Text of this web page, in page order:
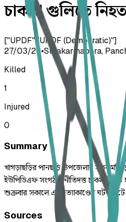
চাকমা গুলিতে নিহত
["UPDF","UPDF (Democratic)"]
27/03/26•Sutakarmapara,
Killed
1
Injured
0
Summary
খাগড়াছড়ির পানছড়ি উপজেলার
ইউপিডিএফ সংগঠক নীতিদত্ত চাকমা নিহত
শুক্রবার সকালে এই হত্যাকাণ্ডের ঘটনা
Sources